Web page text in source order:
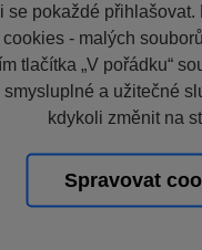
se pokaždé
- malých
tlačítka „V pořádku“
smysluplné a užitečné
kdykoli změnit na
Spravovat